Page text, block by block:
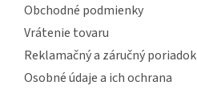
Obchodné podmienky
Vrátenie tovaru
Reklamačný a záručný poriadok
Osobné údaje a ich ochrana